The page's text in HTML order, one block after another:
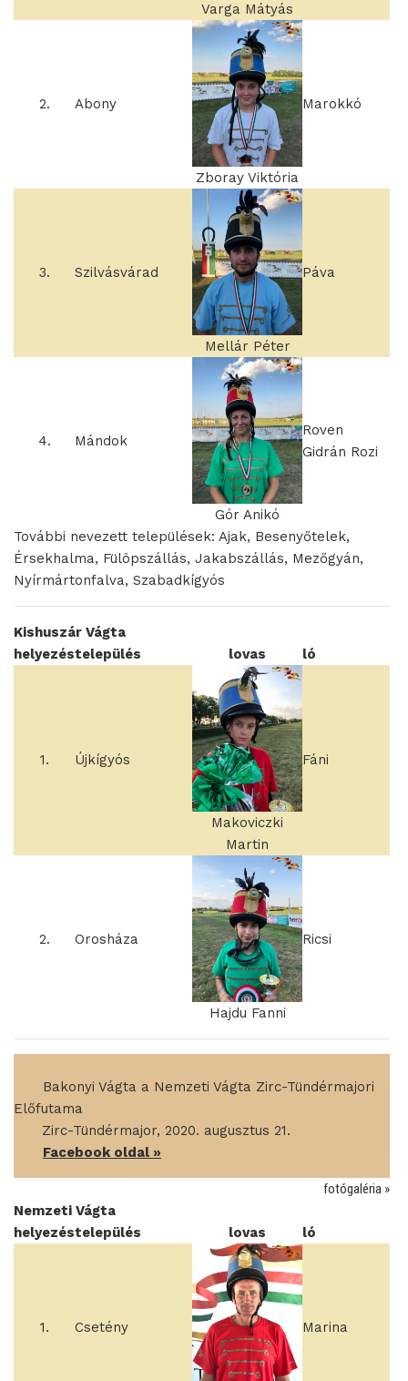
Varga Mátyás
2. Abony
Zboray Viktória
Marokkó
3. Szilvásvárad
Mellár Péter
Páva
4. Mándok
Gór Anikó
Roven
Gidrán Rozi
További nevezett települések: Ajak, Besenyőtelek,
Érsekhalma, Fülöpszállás, Jakabszállás, Mezőgyán,
Nyírmártonfalva, Szabadkígyós
Kishuszár Vágta
helyezéstelepülés lovas ló
1. Újkígyós
Makoviczki
Martin
Fáni
2. Orosháza
Hajdu Fanni
Ricsi
Bakonyi Vágta a Nemzeti Vágta Zirc-Tündérmajori
Előfutama
Zirc-Tündérmajor, 2020. augusztus 21.
Facebook oldal »
fotógaléria »
Nemzeti Vágta
helyezéstelepülés lovas ló
1. Csetény Marina